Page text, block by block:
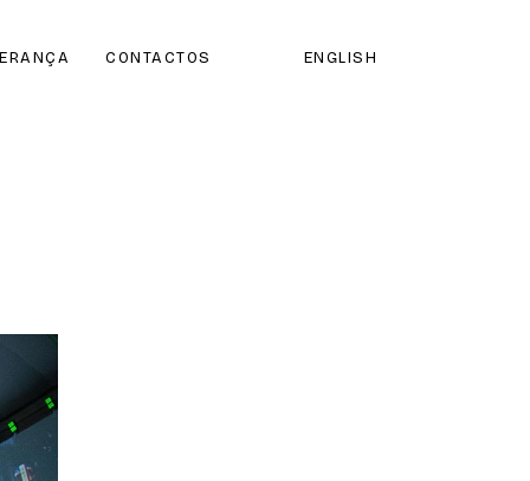
CONTACTOS ENGLISH